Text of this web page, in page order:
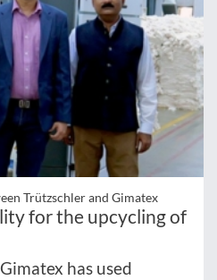
Trützschler and Gimatex
for the upcycling of
has used